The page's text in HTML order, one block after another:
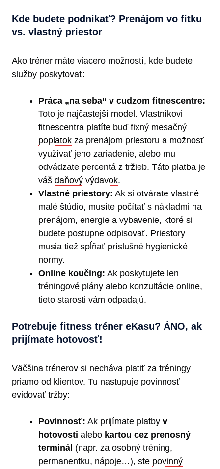
Kde budete podnikať? Prenájom vo fitku
vs. vlastný priestor
Ako tréner máte viacero možností, kde budete
služby poskytovať:
Práca „na seba“ v cudzom fitnescentre:
Toto je najčastejší model . Vlastníkovi
fitnescentra platíte buď fixný mesačný
poplatok za prenájom priestoru a možnosť
využívať jeho zariadenie, alebo mu
odvádzate percentá z tržieb. Táto platba je
váš daňový výdavok.
Vlastné priestory: Ak si otvárate vlastné
malé štúdio, musíte počítať s nákladmi na
prenájom, energie a vybavenie, ktoré si
budete postupne odpisovať. Priestory
musia tiež spĺňať príslušné hygienické
normy.
Online koučing: Ak poskytujete len
tréningové plány alebo konzultácie online,
tieto starosti vám odpadajú.
Potrebuje fitness tréner eKasu? ÁNO, ak
prijímate hotovosť!
Väčšina trénerov si necháva platiť za tréningy
priamo od klientov. Tu nastupuje povinnosť
evidovať tržby:
Povinnosť: Ak prijímate platby v
hotovosti alebo kartou cez prenosný
terminál (napr. za osobný tréning,
permanentku, nápoje…), ste povinný